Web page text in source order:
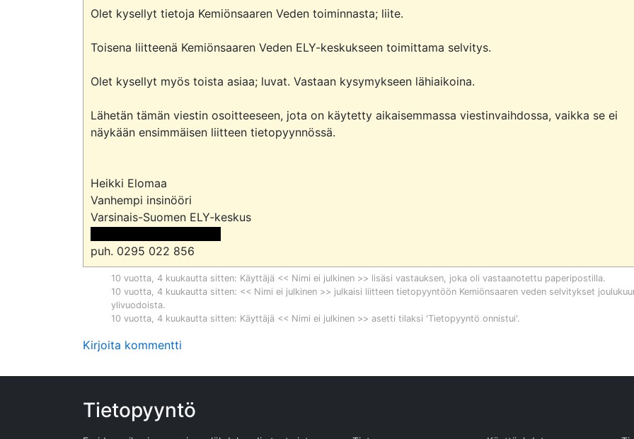
Olet kysellyt tietoja Kemiönsaaren Veden toiminnasta; liite.
Toisena liitteenä Kemiönsaaren Veden ELY-keskukseen toimittama selvitys.
Olet kysellyt myös toista asiaa; luvat. Vastaan kysymykseen lähiaikoina.
Lähetän tämän viestin osoitteeseen, jota on käytetty aikaisemmassa viestinvaihdossa, vaikka se ei
näykään ensimmäisen liitteen tietopyynnössä.
Heikki Elomaa
Vanhempi insinööri
puh. 0295 022 856
10 vuotta, 4 kuukautta sitten: Käyttäjä << Nimi ei julkinen >> lisäsi vastauksen, joka oli vastaanotettu paperipostilla.
10 vuotta, 4 kuukautta sitten: << Nimi ei julkinen >> julkaisi liitteen tietopyyntöön Kemiönsaaren veden selvitykset
ylivuodoista.
10 vuotta, 4 kuukautta sitten: Käyttäjä << Nimi ei julkinen >> asetti tilaksi 'Tietopyyntö onnistui'.
Kirjoita kommentti
Tietopyyntö